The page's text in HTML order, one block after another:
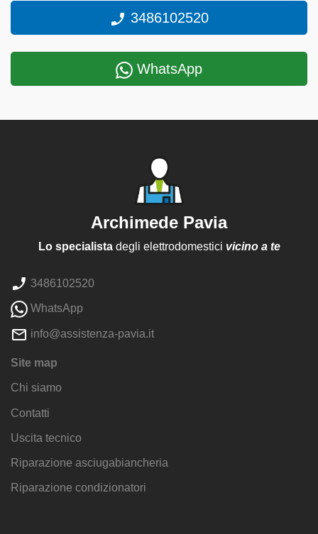
3486102520
WhatsApp
Archimede Pavia
Lo specialistadegli elettrodomestici vicino a te
3486102520
WhatsApp
info@assistenza-pavia.it
Site map
Chi siamo
Contatti
Uscita tecnico
Riparazione asciugabiancheria
Riparazione condizionatori